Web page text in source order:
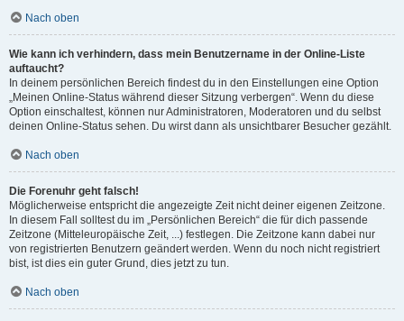
Nach oben
Wie kann ich verhindern, dass mein Benutzername in der Online-Liste
auftaucht?
In deinem persönlichen Bereich findest du in den Einstellungen eine Option
„Meinen Online-Status während dieser Sitzung verbergen“. Wenn du diese
Option einschaltest, können nur Administratoren, Moderatoren und du selbst
deinen Online-Status sehen. Du wirst dann als unsichtbarer Besucher gezählt.
Nach oben
Die Forenuhr geht falsch!
Möglicherweise entspricht die angezeigte Zeit nicht deiner eigenen Zeitzone.
In diesem Fall solltest du im „Persönlichen Bereich“ die für dich passende
Zeitzone (Mitteleuropäische Zeit, ...) festlegen. Die Zeitzone kann dabei nur
von registrierten Benutzern geändert werden. Wenn du noch nicht registriert
bist, ist dies ein guter Grund, dies jetzt zu tun.
Nach oben